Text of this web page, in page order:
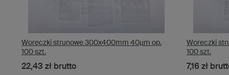
Woreczki strunowe 300x400mm 40µm op.
100 szt.
22,43 zł brutto
Woreczki
100 szt.
7,16 zł